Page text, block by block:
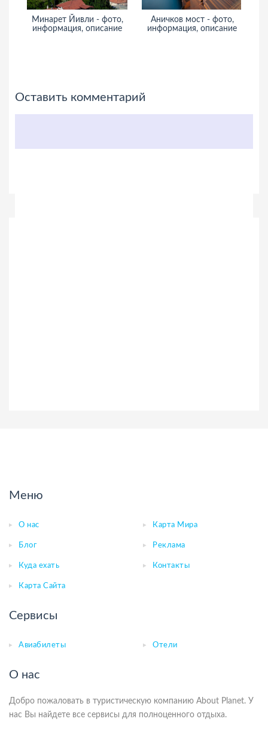
Минарет Йивли - фото,
информация, описание
Аничков мост - фото,
информация, описание
Оставить комментарий
Меню
О нас Карта Мира
Блог Реклама
Куда ехать Контакты
Карта Сайта
Сервисы
Авиабилеты Отели
О нас
Добро пожаловать в туристическую компанию About Planet. У
нас Вы найдете все сервисы для полноценного отдыха.